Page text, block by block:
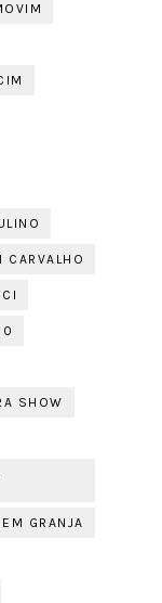
CARVALHO
SHOW
GRANJA